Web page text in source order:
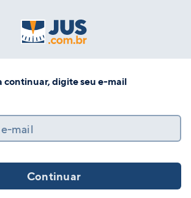
continuar, digite seu e-mail
mail
Continuar